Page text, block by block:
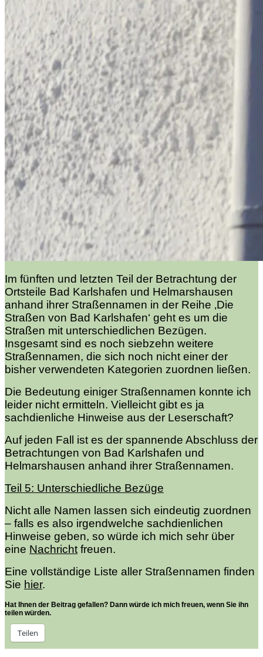
Im fünften und letzten Teil der Betrachtung der
Ortsteile Bad Karlshafen und Helmarshausen
anhand ihrer Straßennamen in der Reihe ‚Die
Straßen von Bad Karlshafen‘ geht es um die
Straßen mit unterschiedlichen Bezügen.
Insgesamt sind es noch siebzehn weitere
Straßennamen, die sich noch nicht einer der
bisher verwendeten Kategorien zuordnen ließen.
Die Bedeutung einiger Straßennamen konnte ich
leider nicht ermitteln. Vielleicht gibt es ja
sachdienliche Hinweise aus der Leserschaft?
Auf jeden Fall ist es der spannende Abschluss der
Betrachtungen von Bad Karlshafen und
Helmarshausen anhand ihrer Straßennamen.
Teil 5: Unterschiedliche Bezüge
Nicht alle Namen lassen sich eindeutig zuordnen
– falls es also irgendwelche sachdienlichen
Hinweise geben, so würde ich mich sehr über
eine Nachrichtfreuen.
Eine vollständige Liste aller Straßennamen finden
Sie hier.
Hat Ihnen der Beitrag gefallen? Dann würde ich mich freuen, wenn Sie ihn
teilen würden.
Teilen